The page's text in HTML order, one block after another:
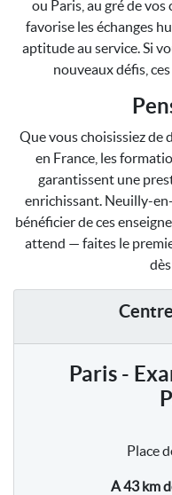
ou Paris, au gré de vos
favorise les échanges
aptitude au service. Si
nouveaux défis,
Que vous choisissiez de
en France, les
garantissent une
enrichissant. Neuilly-
bénéficier de ces
attend — faites le
Paris -
Place
A 43 km